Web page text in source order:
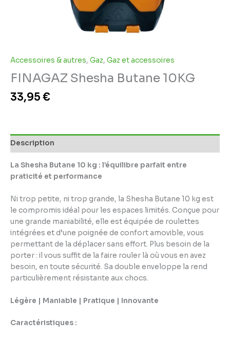
Accessoires & autres, Gaz, Gaz et accessoires
FINAGAZ Shesha Butane 10KG
33,95€
Description
La Shesha Butane 10 kg : l’équilibre parfait entre
praticité et performance
Ni trop petite, ni trop grande, la Shesha Butane 10 kg est
le compromis idéal pour les espaces limités. Conçue pour
une grande maniabilité, elle est équipée de roulettes
intégrées et d’une poignée de confort amovible, vous
permettant de la déplacer sans effort. Plus besoin de la
porter : il vous suffit de la faire rouler là où vous en avez
besoin, en toute sécurité. Sa double enveloppe la rend
particulièrement résistante aux chocs.
Légère | Maniable | Pratique | Innovante
Caractéristiques :